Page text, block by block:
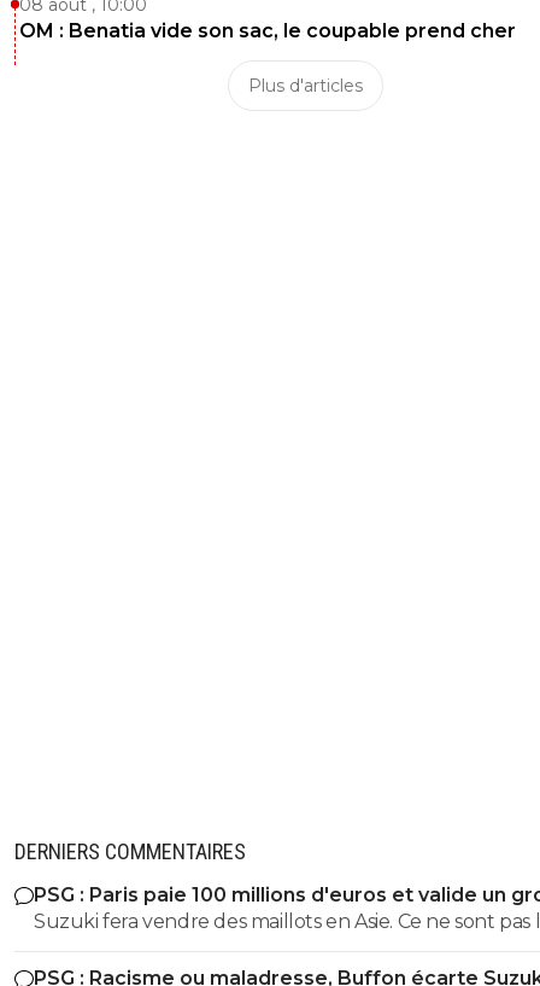
08 août , 10:00
OM : Benatia vide son sac, le coupable prend cher
Plus d'articles
DERNIERS COMMENTAIRES
PSG : Paris paie 100 millions d'euros et valide un
départ
Suzuki fera vendre des maillots en Asie. Ce ne sont pas
russes qui acheteront ceux de Safonov ni les europeens
ceux de Chevalier. Quant aux autres acheteurs ils s’en
PSG : Racisme ou maladresse, Buffon écarte